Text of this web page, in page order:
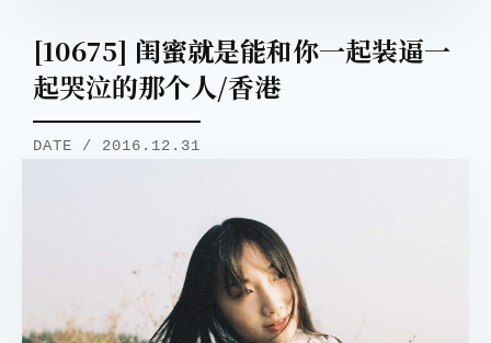
[10675] 闺蜜就是能和你一起装逼一
起哭泣的那个人/香港
DATE / 2016.12.31